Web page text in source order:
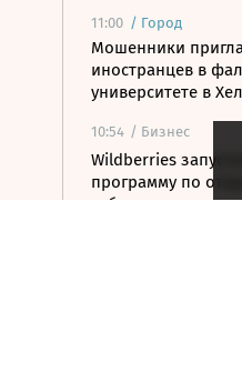
11:00 / Город
Мошенники
иностранцев в
университете в
10:54 / Бизнес
Wildberries запустит
программу по
хабов для